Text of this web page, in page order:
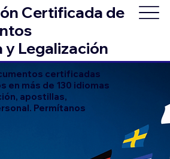
Certificada de
Legalización
certificadas
en más de 130 idiomas
apostillas,
Permítanos